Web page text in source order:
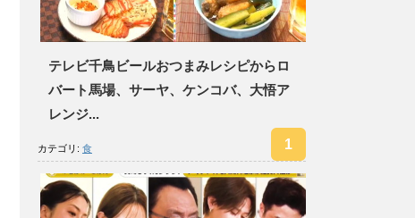
テレビ千鳥ビールおつまみレシピからロ
バート馬場、サーヤ、ケンコバ、大悟ア
レンジ...
カテゴリ: 食